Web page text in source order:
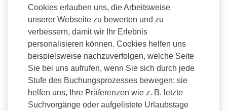
Cookies erlauben uns, die Arbeitsweise
unserer Webseite zu bewerten und zu
verbessern, damit wir Ihr Erlebnis
personalisieren können. Cookies helfen uns
beispielsweise nachzuverfolgen, welche Seite
Sie bei uns aufrufen, wenn Sie sich durch jede
Stufe des Buchungsprozesses bewegen; sie
helfen uns, Ihre Präferenzen wie z. B. letzte
Suchvorgänge oder aufgelistete Urlaubstage